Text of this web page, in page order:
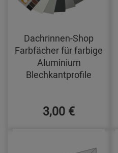
Dachrinnen-Shop
Farbfächer für farbige
Aluminium
Blechkantprofile
3,00 €